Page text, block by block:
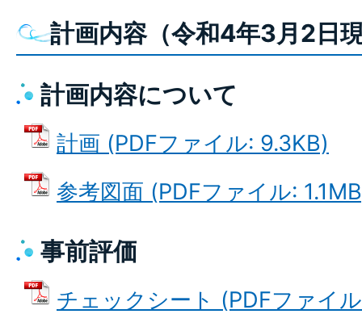
計画内容（令和4年3月2日
計画内容について
計画 (PDFファイル: 9.3KB)
参考図面 (PDFファイル:
事前評価
チェックシート (PDFファイ